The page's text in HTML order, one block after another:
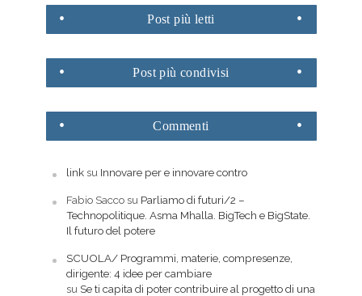
Post più letti
Post più condivisi
Commenti
linksu Innovare per e innovare contro
Fabio Saccosu Parliamo di futuri/2 –
Technopolitique. Asma Mhalla. BigTech e BigState.
Il futuro del potere
SCUOLA/ Programmi, materie, compresenze,
dirigente: 4 idee per cambiare
su Se ti capita di poter contribuire al progetto di una